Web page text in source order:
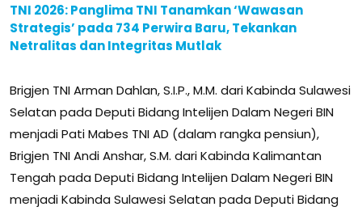
TNI 2026: Panglima TNI Tanamkan ‘Wawasan
Strategis’ pada 734 Perwira Baru, Tekankan
Netralitas dan Integritas Mutlak
Brigjen TNI Arman Dahlan, S.I.P., M.M. dari Kabinda Sulawesi
Selatan pada Deputi Bidang Intelijen Dalam Negeri BIN
menjadi Pati Mabes TNI AD (dalam rangka pensiun),
Brigjen TNI Andi Anshar, S.M. dari Kabinda Kalimantan
Tengah pada Deputi Bidang Intelijen Dalam Negeri BIN
menjadi Kabinda Sulawesi Selatan pada Deputi Bidang